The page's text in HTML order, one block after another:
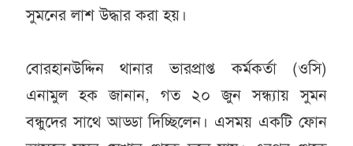
সুমনের লাশ উদ্ধার করা হয়।
বোরহানউদ্দিন থানার ভারপ্রাপ্ত কর্মকর্তা (ওসি)
এনামুল হক জানান, গত ২০ জুন সন্ধ্যায় সুমন
বন্ধুদের সাথে আড্ডা দিচ্ছিলেন। এসময় একটি ফোন